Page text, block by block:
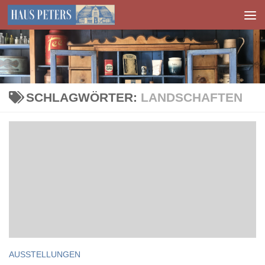
Zum Inhalt springen
SCHLAGWÖRTER: LANDSCHAFTEN
AUSSTELLUNGEN